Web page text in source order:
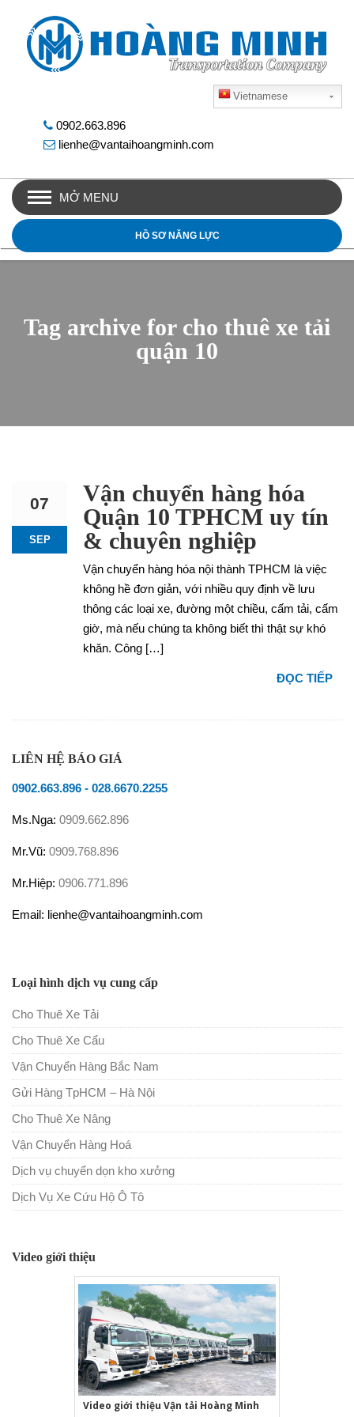
Vietnamese
0902.663.896
lienhe@vantaihoangminh.com
MỞ MENU
HỒ SƠ NĂNG LỰC
Tag archive for cho thuê xe tải
quận 10
07
SEP
Vận chuyển hàng hóa
Quận 10 TPHCM uy tín
& chuyên nghiệp
Vận chuyển hàng hóa nội thành TPHCM là việc
không hề đơn giản, với nhiều quy định về lưu
thông các loại xe, đường một chiều, cấm tải, cấm
giờ, mà nếu chúng ta không biết thì thật sự khó
khăn. Công […]
ĐỌC TIẾP
LIÊN HỆ BÁO GIÁ
0902.663.896 - 028.6670.2255
Ms.Nga: 0909.662.896
Mr.Vũ: 0909.768.896
Mr.Hiệp: 0906.771.896
Email: lienhe@vantaihoangminh.com
Loại hình dịch vụ cung cấp
Cho Thuê Xe Tải
Cho Thuê Xe Cẩu
Vận Chuyển Hàng Bắc Nam
Gửi Hàng TpHCM – Hà Nội
Cho Thuê Xe Nâng
Vận Chuyển Hàng Hoá
Dịch vụ chuyển dọn kho xưởng
Dịch Vụ Xe Cứu Hộ Ô Tô
Video giới thiệu
Video giới thiệu Vận tải Hoàng Minh